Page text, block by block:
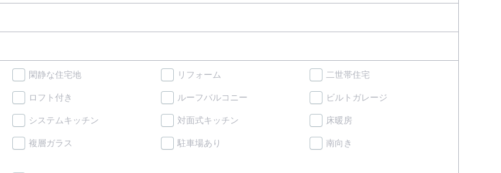
閑静な住宅地 リフォーム 二世帯住宅
ロフト付き ルーフバルコニー ビルトガレージ
システムキッチン 対面式キッチン 床暖房
複層ガラス 駐車場あり 南向き